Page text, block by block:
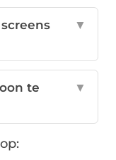
▼
te
▼